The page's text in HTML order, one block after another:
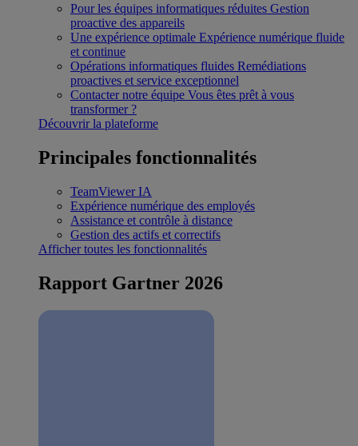
Pour les équipes informatiques réduites Gestion
proactive des appareils
Une expérience optimale Expérience numérique fluide
et continue
Opérations informatiques fluides Remédiations
proactives et service exceptionnel
Contacter notre équipe Vous êtes prêt à vous
transformer ?
Découvrir la plateforme
Principales fonctionnalités
TeamViewer IA
Expérience numérique des employés
Assistance et contrôle à distance
Gestion des actifs et correctifs
Afficher toutes les fonctionnalités
Rapport Gartner 2026